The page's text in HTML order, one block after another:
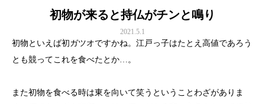
初物が来ると持仏がチンと鳴り
2021.5.1
初物といえば初ガツオですかね。江戸っ子はたとえ高値であろう
とも競ってこれを食べたとか…。
また初物を食べる時は東を向いて笑うということわざがありま